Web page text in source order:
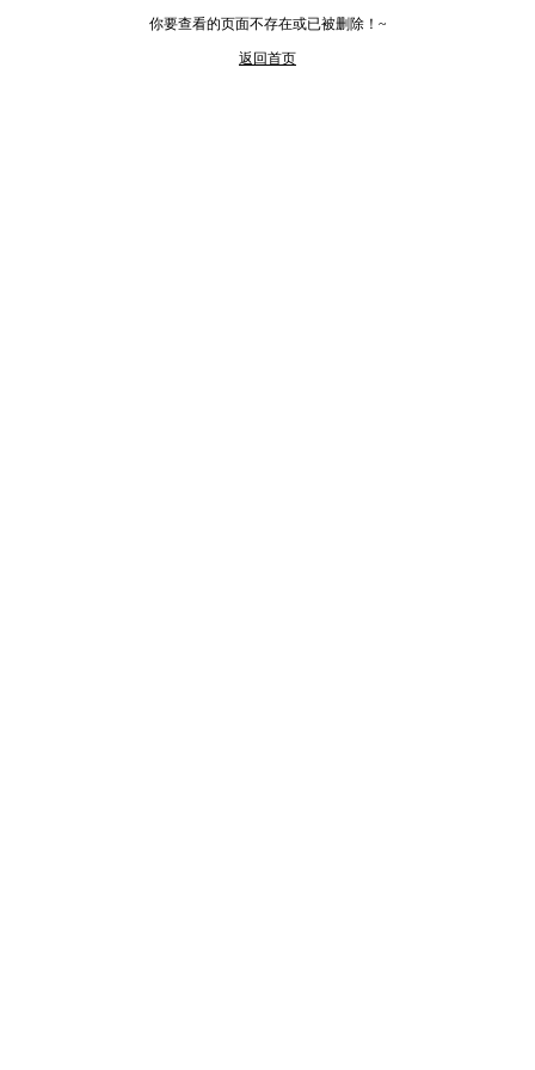
你要查看的页面不存在或已被删除！~
返回首页